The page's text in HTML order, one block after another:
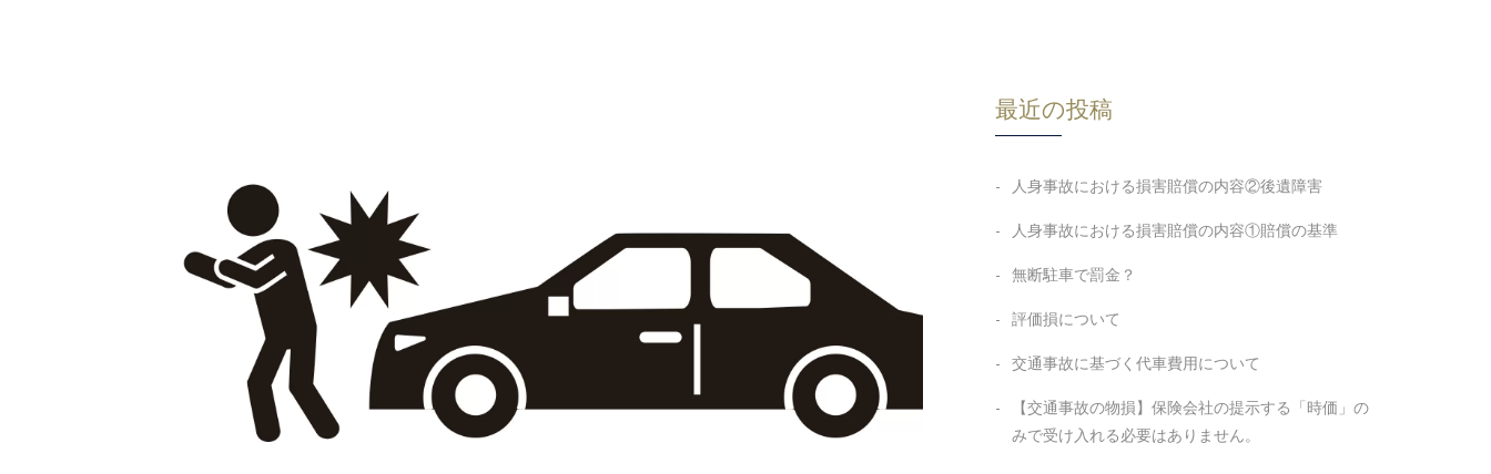
最近の投稿
人身事故における損害賠償の内容②後遺障害
人身事故における損害賠償の内容①賠償の基準
無断駐車で罰金？
評価損について
交通事故に基づく代車費用について
【交通事故の物損】保険会社の提示する「時価」の
みで受け入れる必要はありません。